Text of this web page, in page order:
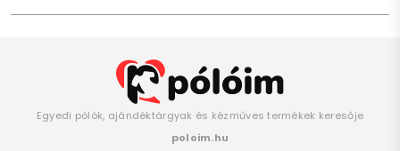
Egyedi pólók, ajándéktárgyak és kézműves termékek keresője
poloim.hu